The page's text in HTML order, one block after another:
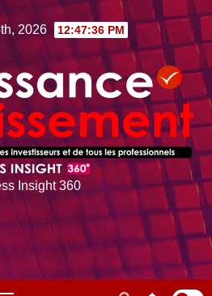
2026 12:47:37 PM
Insight 360